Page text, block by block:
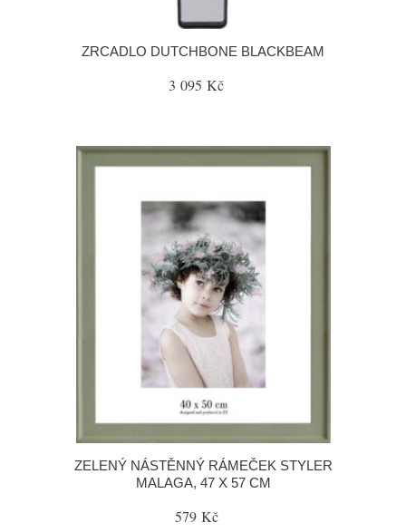
ZRCADLO DUTCHBONE BLACKBEAM
3 095 Kč
ZELENÝ NÁSTĚNNÝ RÁMEČEK STYLER
MALAGA, 47 X 57 CM
579 Kč